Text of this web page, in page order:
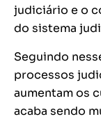
judiciário e o
do sistema
Seguindo
processos
aumentam os
acaba sendo